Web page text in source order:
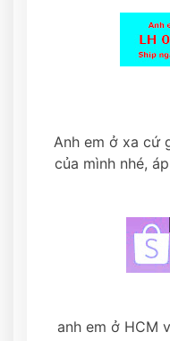
Anh em ở xa cứ
của mình nhé,
anh em ở HCM